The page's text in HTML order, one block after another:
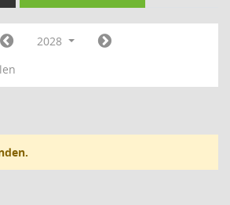
2028